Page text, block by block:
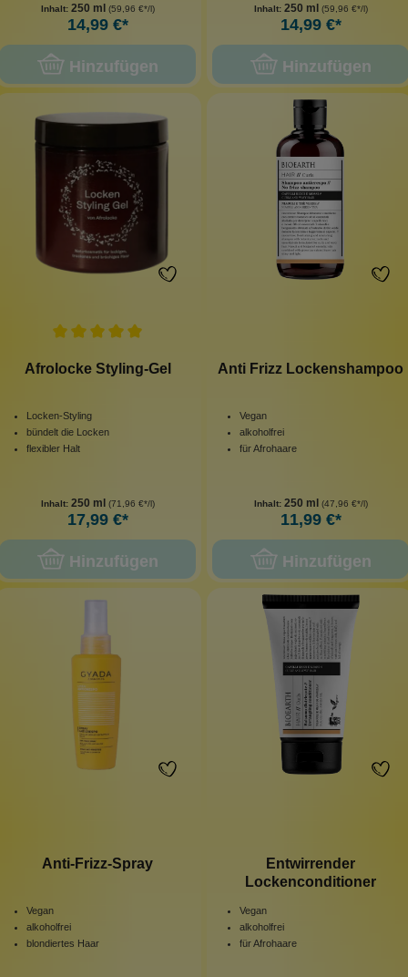
Inhalt: 250 ml (59,96 €*/l)
14,99 €*
Hinzufügen
Inhalt: 250 ml (59,96 €*/l)
14,99 €*
Hinzufügen
Afrolocke Styling-Gel
Locken-Styling
bündelt die Locken
flexibler Halt
Inhalt: 250 ml (71,96 €*/l)
17,99 €*
Hinzufügen
Anti Frizz Lockenshampoo
Vegan
alkoholfrei
für Afrohaare
Inhalt: 250 ml (47,96 €*/l)
11,99 €*
Hinzufügen
Anti-Frizz-Spray
Vegan
alkoholfrei
blondiertes Haar
Entwirrender
Lockenconditioner
Vegan
alkoholfrei
für Afrohaare